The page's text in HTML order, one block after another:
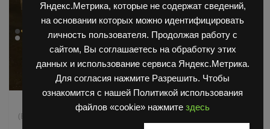
Яндекс.Метрика, которые не содержат сведений,
на основании которых можно идентифицировать
личность пользователя. Продолжая работу с
сайтом, Вы соглашаетесь на обработку этих
данных и использование сервиса Яндекс.Метрика.
Для согласия нажмите Разрешить. Чтобы
ознакомится с нашей Политикой использования
файлов «cookie» нажмите здесь
АКБ для Balkanсar
(Балканкар)
Тяговые АКБ
АКБ для Balkanсar
(Балканкар)